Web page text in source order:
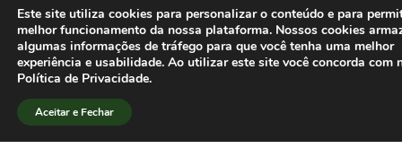
Secretaria da SBPJor
Faculdade de Comunicação
Universidade de Brasília(UnB)
ICC Norte, Subsolo, Sala ASS 633
Este site utiliza cookies para personalizar o conteúdo e para
melhor funcionamento da nossa plataforma. Nossos cookies
algumas informações de tráfego para que você tenha uma melhor
experiência e usabilidade. Ao utilizar este site você concorda com
Política de Privacidade.
Aceitar e Fechar